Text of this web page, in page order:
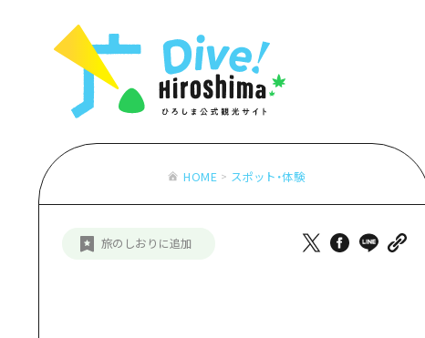
アート
おすすめ
お役立ち情報一覧
アクセス
二次交通まとめ
HOME スポット・体験
旅のしおりに追加